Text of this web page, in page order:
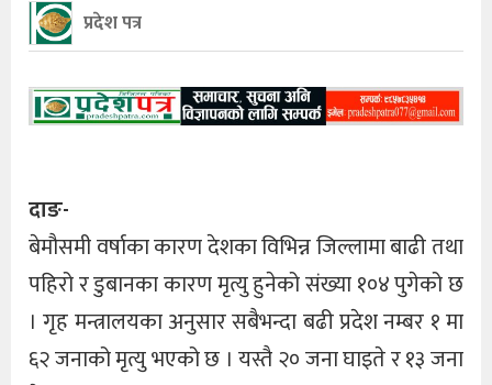
प्रदेश पत्र
दाङ-
बेमौसमी वर्षाका कारण देशका विभिन्न जिल्लामा बाढी तथा
पहिरो र डुबानका कारण मृत्यु हुनेको संख्या १०४ पुगेको छ
। गृह मन्त्रालयका अनुसार सबैभन्दा बढी प्रदेश नम्बर १ मा
६२ जनाको मृत्यु भएको छ । यस्तै २० जना घाइते र १३ जना